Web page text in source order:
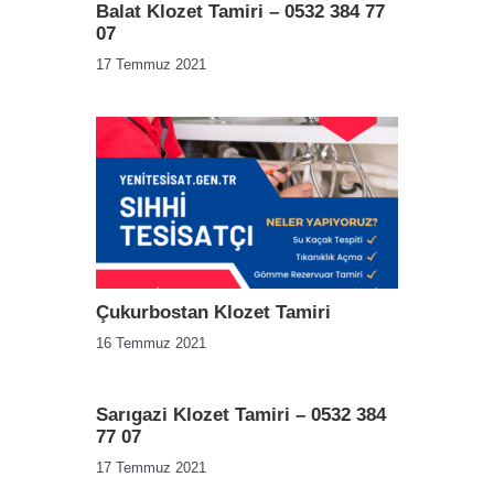
Balat Klozet Tamiri – 0532 384 77
07
17 Temmuz 2021
Çukurbostan Klozet Tamiri
16 Temmuz 2021
Sarıgazi Klozet Tamiri – 0532 384
77 07
17 Temmuz 2021